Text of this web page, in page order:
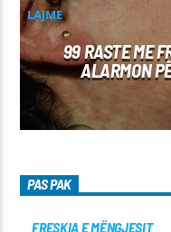
LAJME
99 RASTE ME
ALARMON
PAS PAK
FRESKIA E MËNGJESIT